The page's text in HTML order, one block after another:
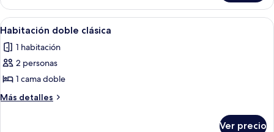
doble
Deluxe
Abrir
todas
las
fotos
de
Habitación
Habitación de hotel con una cama
3
Habitación doble clásica
1 habitación
2 personas
1 cama doble
Más detalles
Más
Ver precio